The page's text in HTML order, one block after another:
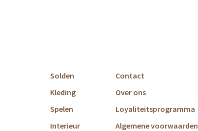
Solden
Kleding
Spelen
Interieur
Contact
Over ons
Loyaliteitsprogramma
Algemene voorwaarden